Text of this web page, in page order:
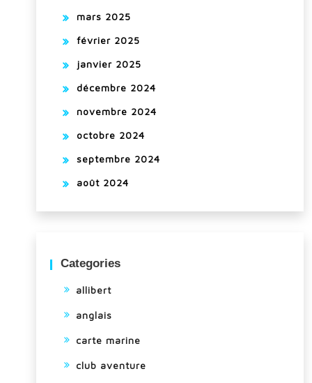
mars 2025
février 2025
janvier 2025
décembre 2024
novembre 2024
octobre 2024
septembre 2024
août 2024
Categories
allibert
anglais
carte marine
club aventure